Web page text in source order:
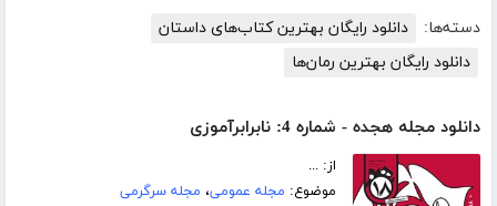
دسته‌ها:
دانلود رایگان بهترین کتاب‌های داستان
دانلود رایگان بهترین رمان‌ها
دانلود مجله هجده - شماره 4: نابرابرآموزی
از: ...
موضوع: مجله عمومی، مجله سرگرمی